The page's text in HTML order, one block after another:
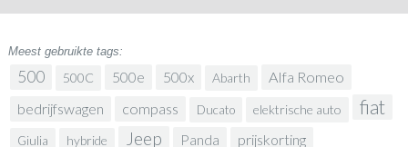
Meest gebruikte tags:
500 500C 500e 500x Abarth
Alfa Romeo
bedrijfswagen
compass Ducato elektrische auto fiat
Giulia hybride Jeep Panda prijskorting